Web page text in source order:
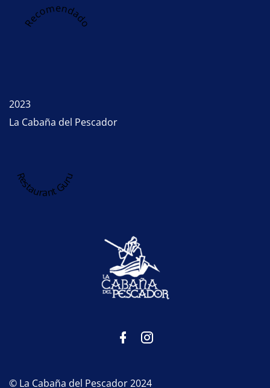
Recomendado
2023
La Cabaña del Pescador
Restaurant Guru
© La Cabaña del Pescador 2024